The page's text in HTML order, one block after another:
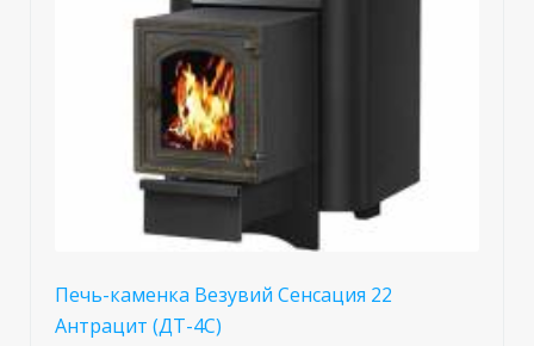
Печь-каменка Везувий Сенсация 22
Антрацит (ДТ-4С)